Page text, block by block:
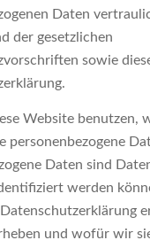
Daten
der gesetzlichen
sowie
Website benutzen,
personenbezogene
Daten sind
werden
und wofür wir